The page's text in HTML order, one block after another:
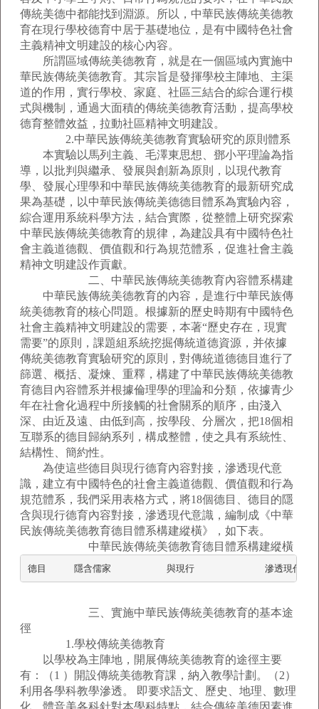
傳統美德中都能找到淵源。所以，中華民族傳統美德教
育在現行學校德育中居于基礎地位，是有中國特色社會
主義精神文明建設的核心內容。
所謂區域傳統美德教育，就是在一個區域內實施中
華民族傳統美德教育。其宗旨是發揮學校主陣地、主渠
道的作用，實行學校、家庭、社區三結合的綜合運行模
式與機制，通過大面積的傳統美德教育活動，提高學校
德育整體效益，拉動社區精神文明建設。
2.中華民族傳統美德教育實驗研究的原則體系
本實驗以馬列主義、毛澤東思想、鄧小平理論為指
導，以批判與繼承、發展與創新為原則，以現代教育
學、發展心理學和中華民族傳統美德教育的最新研究成
果為基礎，以中華民族傳統美德德目體系為實驗內容，
綜合運用系統科學方法，結合實際，從整體上研究探索
中華民族傳統美德教育的規律，為建設具有中國特色社
會主義道德觀、價值觀和行為規范體系，促進社會主義
精神文明建設作貢獻。
二、中華民族傳統美德教育內容體系構建
中華民族傳統美德教育的內容，是進行中華民族傳
統美德教育的核心問題。根據新的歷史時期有中國特色
社會主義精神文明建設的需要，本著“歷史存在，現實
需要”的原則，課題組系統挖掘傳統道德資源，并依據
傳統美德教育實驗研究的原則，對傳統道德德目進行了
篩選、概括、凝煉、重釋，構建了中華民族傳統美德教
育德目內容體系并根據倫理學的理論和分類，依據青少
年在社會化過程中所接觸的社會關系的順序，由淺入
深、由近及遠、由低到高，按學段、分層次，把18個相
互聯系的德目歸納系列，構成整體，使之具有系統性、
結構性、簡約性。
為使這些德目與現行德育內容對接，滲透現代意
識，建立有中國特色的社會主義道德觀、價值觀和行為
規范體系，我們采用表格方式，將18個德目、德目的隱
含與現行德育內容對接，滲透現代意識，編制成《中華
民族傳統美德教育德目體系構建縱橫》，如下表。
中華民族傳統美德教育德目體系構建縱橫
三、實施中華民族傳統美德教育的基本途
徑
1.學校傳統美德教育
以學校為主陣地，開展傳統美德教育的途徑主要
有：（1 ）開設傳統美德教育課，納入教學計劃。（2）
利用各學科教學滲透。 即要求語文、歷史、地理、數理
化、體音美各科針對本學科特點，結合傳統美德因素進